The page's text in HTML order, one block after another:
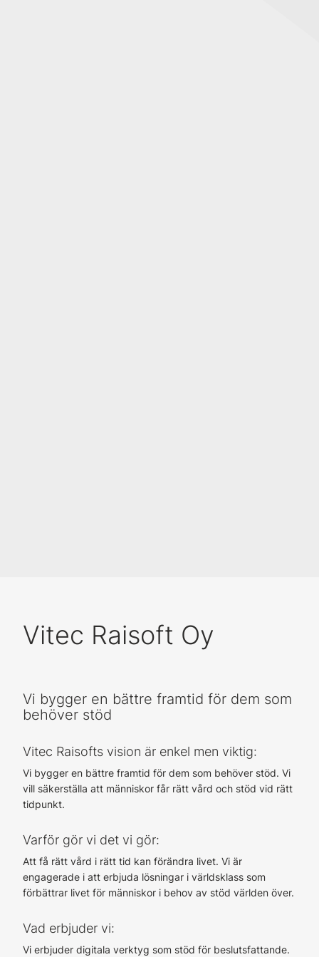
Vitec Raisoft Oy
Vi bygger en bättre framtid för dem som
behöver stöd
Vitec Raisofts vision är enkel men viktig:
Vi bygger en bättre framtid för dem som behöver stöd. Vi
vill säkerställa att människor får rätt vård och stöd vid rätt
tidpunkt.
Varför gör vi det vi gör:
Att få rätt vård i rätt tid kan förändra livet. Vi är
engagerade i att erbjuda lösningar i världsklass som
förbättrar livet för människor i behov av stöd världen över.
Vad erbjuder vi:
Vi erbjuder digitala verktyg som stöd för beslutsfattande.